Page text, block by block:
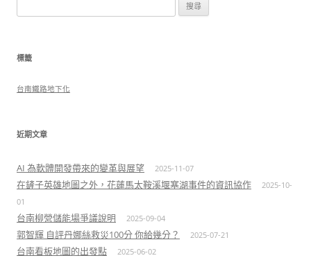
尋
鍵
標籤
台南鐵路地下化
近期文章
AI 為軟體開發帶來的變革與展望 2025-11-07
在鏟子英雄地圖之外，花蓮馬太鞍溪堰塞湖事件的資訊協作
2025-10-
01
台南柳營儲能場爭議說明 2025-09-04
郭智輝 自評丹娜絲救災100分 你給幾分？ 2025-07-21
台南看板地圖的出發點 2025-06-02